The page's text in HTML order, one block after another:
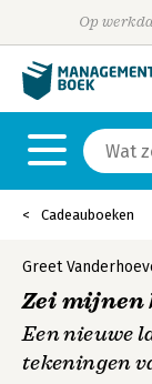
Op
Cadeauboeken
Greet
Zei mijnen
Een nieuwe
tekeningen